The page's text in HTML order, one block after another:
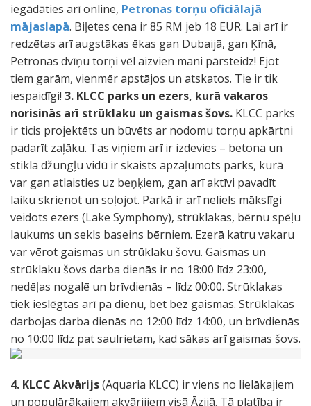
iegādāties arī online, Petronas torņu oficiālajā
mājaslapā. Biļetes cena ir 85 RM jeb 18 EUR. Lai arī ir
redzētas arī augstākas ēkas gan Dubaijā, gan Ķīnā,
Petronas dvīņu torņi vēl aizvien mani pārsteidz! Ejot
tiem garām, vienmēr apstājos un atskatos. Tie ir tik
iespaidīgi! 3. KLCC parks un ezers, kurā vakaros
norisinās arī strūklaku un gaismas šovs. KLCC parks
ir ticis projektēts un būvēts ar nodomu torņu apkārtni
padarīt zaļāku. Tas viņiem arī ir izdevies – betona un
stikla džungļu vidū ir skaists apzaļumots parks, kurā
var gan atlaisties uz beņķiem, gan arī aktīvi pavadīt
laiku skrienot un soļojot. Parkā ir arī neliels mākslīgi
veidots ezers (Lake Symphony), strūklakas, bērnu spēļu
laukums un sekls baseins bērniem. Ezerā katru vakaru
var vērot gaismas un strūklaku šovu. Gaismas un
strūklaku šovs darba dienās ir no 18:00 līdz 23:00,
nedēļas nogalē un brīvdienās – līdz 00:00. Strūklakas
tiek ieslēgtas arī pa dienu, bet bez gaismas. Strūklakas
darbojas darba dienās no 12:00 līdz 14:00, un brīvdienās
no 10:00 līdz pat saulrietam, kad sākas arī gaismas šovs.
4. KLCC Akvārijs(Aquaria KLCC) ir viens no lielākajiem
un populārākajiem akvārijiem visā Āzijā. Tā platība ir